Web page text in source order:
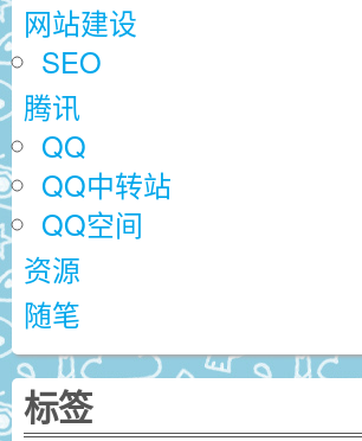
网站建设
SEO
腾讯
QQ
QQ中转站
QQ空间
资源
随笔
标签